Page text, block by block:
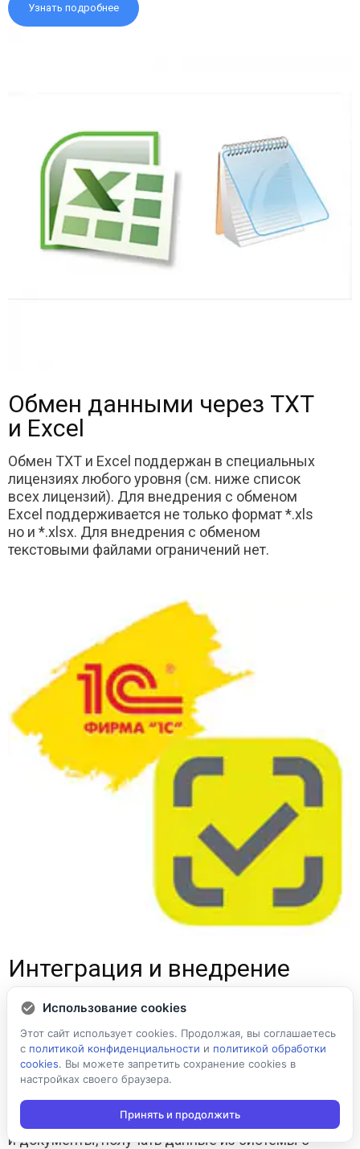
Узнать подробнее
Обмен данными через TXT
и Excel
Обмен TXT и Excel поддержан в специальных
лицензиях любого уровня (см. ниже список
всех лицензий). Для внедрения с обменом
Excel поддерживается не только формат *.xls
но и *.xlsx. Для внедрения с обменом
текстовыми файлами ограничений нет.
Интеграция и внедрение
Встроенные механизмы интеграции с любой
учетной системой, в том числе и Честный
ЗНАК.
Интеграция с товароучетной системой (1С,
Axapta, SAP и др.) позволяет выгружать на
мобильное устройство справочники, таблицы
и документы, получать данные из системы с
Использование cookies
Этот сайт использует cookies. Продолжая, вы соглашаетесь
с политикой конфиденциальности и политикой обработки
cookies. Вы можете запретить сохранение cookies в
настройках своего браузера.
Принять и продолжить